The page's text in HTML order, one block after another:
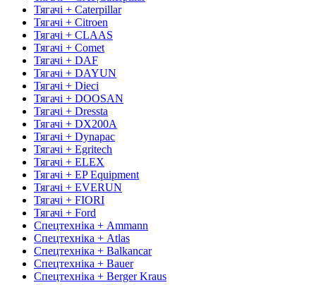
Тягачі + Caterpillar
Тягачі + Citroen
Тягачі + CLAAS
Тягачі + Comet
Тягачі + DAF
Тягачі + DAYUN
Тягачі + Dieci
Тягачі + DOOSAN
Тягачі + Dressta
Тягачі + DX200A
Тягачі + Dynapac
Тягачі + Egritech
Тягачі + ELEX
Тягачі + EP Equipment
Тягачі + EVERUN
Тягачі + FIORI
Тягачі + Ford
Спецтехніка + Ammann
Спецтехніка + Atlas
Спецтехніка + Balkancar
Спецтехніка + Bauer
Спецтехніка + Berger Kraus